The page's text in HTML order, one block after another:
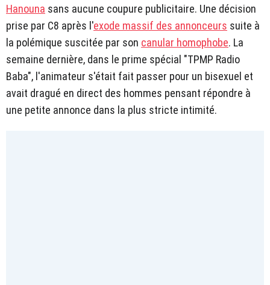
Hanouna sans aucune coupure publicitaire. Une décision
prise par C8 après l'exode massif des annonceurs suite à
la polémique suscitée par son canular homophobe. La
semaine dernière, dans le prime spécial "TPMP Radio
Baba", l'animateur s'était fait passer pour un bisexuel et
avait dragué en direct des hommes pensant répondre à
une petite annonce dans la plus stricte intimité.